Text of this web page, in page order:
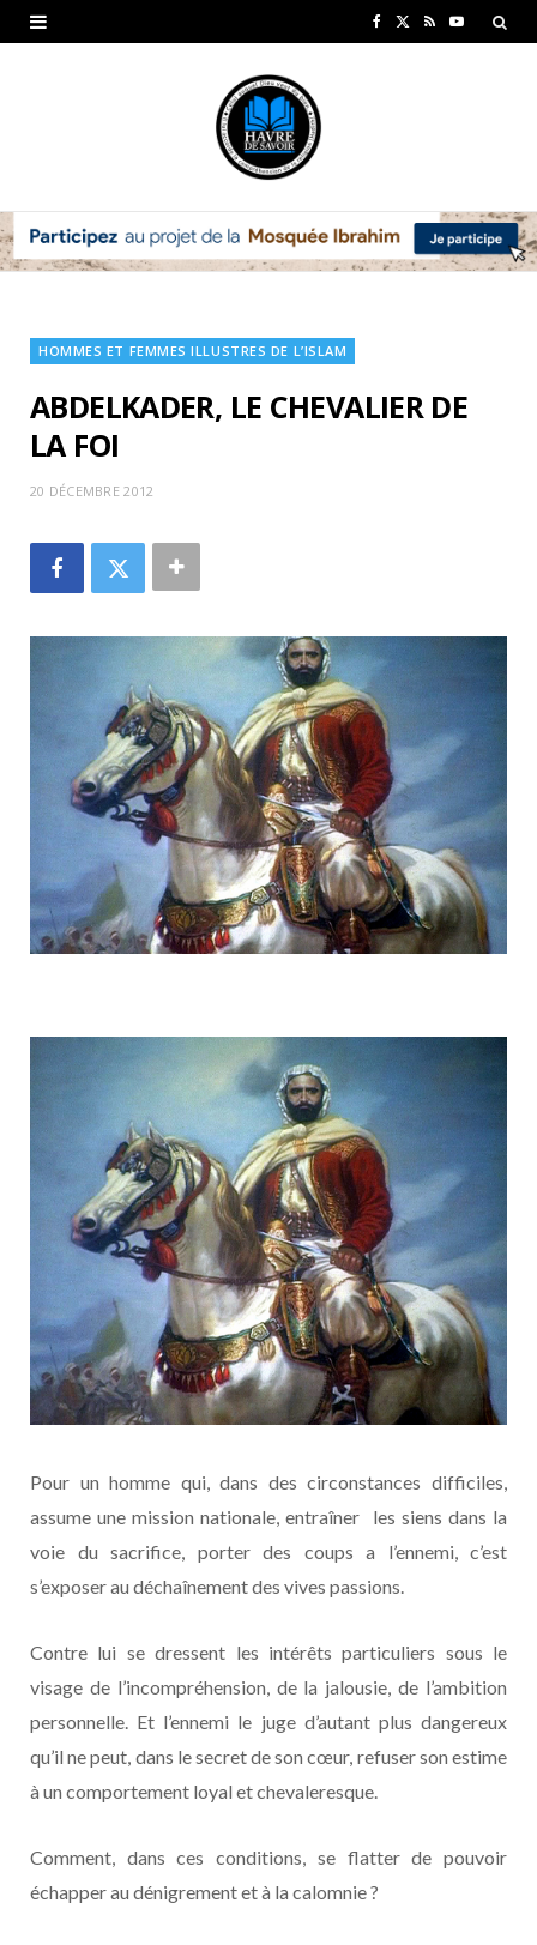
o
)
R Y
b
HOMMES ET FEMMES ILLUSTRES DE L’ISLAM
ABDELKADER, LE CHEVALIER DE
LA FOI
20 DÉCEMBRE 2012
Pour un homme qui, dans des circonstances difficiles,
assume une mission nationale, entraîner les siens dans la
voie du sacrifice, porter des coups a l’ennemi, c’est
s’exposer au déchaînement des vives passions.
Contre lui se dressent les intérêts particuliers sous le
visage de l’incompréhension, de la jalousie, de l’ambition
personnelle. Et l’ennemi le juge d’autant plus dangereux
qu’il ne peut, dans le secret de son cœur, refuser son estime
à un comportement loyal et chevaleresque.
Comment, dans ces conditions, se flatter de pouvoir
échapper au dénigrement et à la calomnie ?